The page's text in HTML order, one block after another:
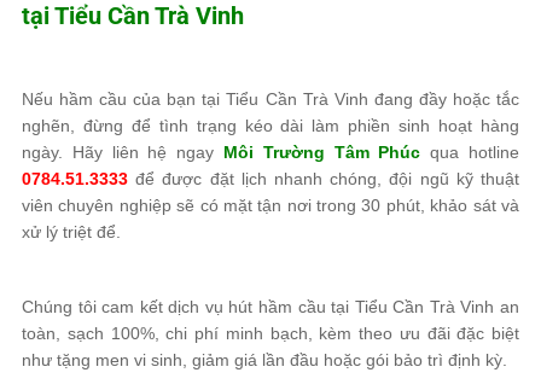
tại Tiểu Cần Trà Vinh
Nếu hầm cầu của bạn tại Tiểu Cần Trà Vinh đang đầy hoặc tắc
nghẽn, đừng để tình trạng kéo dài làm phiền sinh hoạt hàng
ngày. Hãy liên hệ ngay Môi Trường Tâm Phúc qua hotline
0784.51.3333 để được đặt lịch nhanh chóng, đội ngũ kỹ thuật
viên chuyên nghiệp sẽ có mặt tận nơi trong 30 phút, khảo sát và
xử lý triệt để.
Chúng tôi cam kết dịch vụ hút hầm cầu tại Tiểu Cần Trà Vinh an
toàn, sạch 100%, chi phí minh bạch, kèm theo ưu đãi đặc biệt
như tặng men vi sinh, giảm giá lần đầu hoặc gói bảo trì định kỳ.